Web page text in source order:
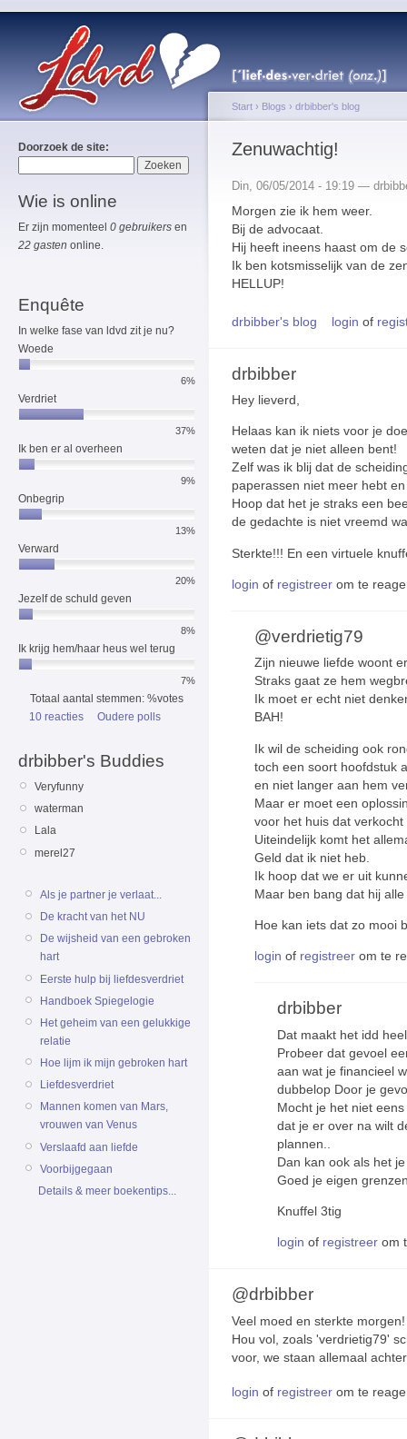
Doorzoek de site:
Wie is online
Er zijn momenteel 0 gebruikers en
22 gasten online.
Enquête
In welke fase van ldvd zit je nu?
Woede
6%
Verdriet
37%
Ik ben er al overheen
9%
Onbegrip
13%
Verward
20%
Jezelf de schuld geven
8%
Ik krijg hem/haar heus wel terug
7%
Totaal aantal stemmen: %votes
10 reacties
Oudere polls
drbibber's Buddies
Veryfunny
waterman
Lala
merel27
Als je partner je verlaat...
De kracht van het NU
De wijsheid van een gebroken
hart
Eerste hulp bij liefdesverdriet
Handboek Spiegelogie
Het geheim van een gelukkige
relatie
Hoe lijm ik mijn gebroken hart
Liefdesverdriet
Mannen komen van Mars,
vrouwen van Venus
Verslaafd aan liefde
Voorbijgegaan
Details & meer boekentips...
Start › Blogs › drbibber's blog
Zenuwachtig!
Din, 06/05/2014 - 19:19 —
Morgen zie ik hem weer.
Bij de advocaat.
Hij heeft ineens haast om de
Ik ben kotsmisselijk van de
HELLUP!
drbibber's blog login of
drbibber
Hey lieverd,
Helaas kan ik niets voor je
weten dat je niet alleen bent!
Zelf was ik blij dat de
paperassen niet meer hebt
Hoop dat het je straks een
de gedachte is niet vreemd
Sterkte!!! En een virtuele
login of registreer om te
@verdrietig79
Zijn nieuwe liefde woont
Straks gaat ze hem
Ik moet er echt niet
BAH!
Ik wil de scheiding ook
toch een soort hoofdstuk
en niet langer aan hem
Maar er moet een
voor het huis dat
Uiteindelijk komt het
Geld dat ik niet heb.
Ik hoop dat we er uit
Maar ben bang dat hij
Hoe kan iets dat zo mooi
login of registreer om te
drbibber
Dat maakt het idd
Probeer dat gevoel
aan wat je financieel
dubbelop Door je
Mocht je het niet
dat je er over na wilt
plannen..
Dan kan ook als het
Goed je eigen
Knuffel 3tig
login of registreer om
@drbibber
Veel moed en sterkte
Hou vol, zoals 'verdrietig79'
voor, we staan allemaal
login of registreer om te